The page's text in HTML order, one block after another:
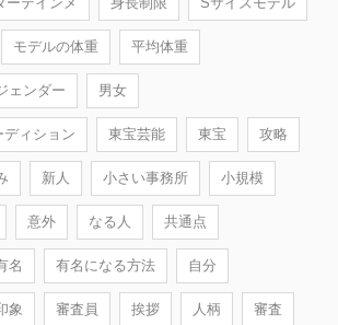
モデルの体重 平均体重
ェンダー 男女
ィション 東宝芸能 東宝 攻略
新人 小さい事務所 小規模
意外 なる人 共通点
名 有名になる方法 自分
象 審査員 挨拶 人柄 審査